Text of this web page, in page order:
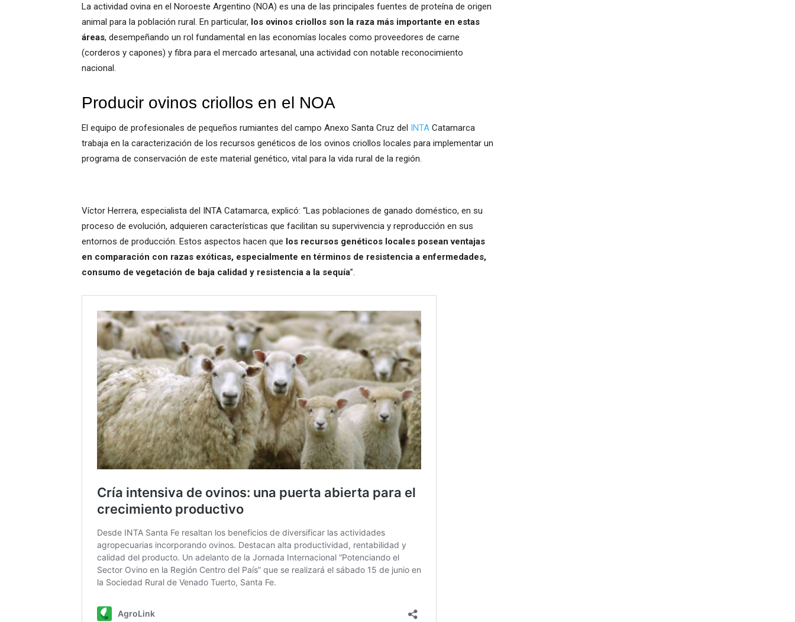
La actividad ovina en el Noroeste Argentino (NOA) es una de las principales fuentes de proteína de origen
animal para la población rural. En particular, los ovinos criollos son la raza más importante en estas
áreas, desempeñando un rol fundamental en las economías locales como proveedores de carne
(corderos y capones) y fibra para el mercado artesanal, una actividad con notable reconocimiento
nacional.
Producir ovinos criollos en el NOA
El equipo de profesionales de pequeños rumiantes del campo Anexo Santa Cruz del INTA Catamarca
trabaja en la caracterización de los recursos genéticos de los ovinos criollos locales para implementar un
programa de conservación de este material genético, vital para la vida rural de la región.
Víctor Herrera, especialista del INTA Catamarca, explicó: “Las poblaciones de ganado doméstico, en su
proceso de evolución, adquieren características que facilitan su supervivencia y reproducción en sus
entornos de producción. Estos aspectos hacen que los recursos genéticos locales posean ventajas
en comparación con razas exóticas, especialmente en términos de resistencia a enfermedades,
consumo de vegetación de baja calidad y resistencia a la sequía”.